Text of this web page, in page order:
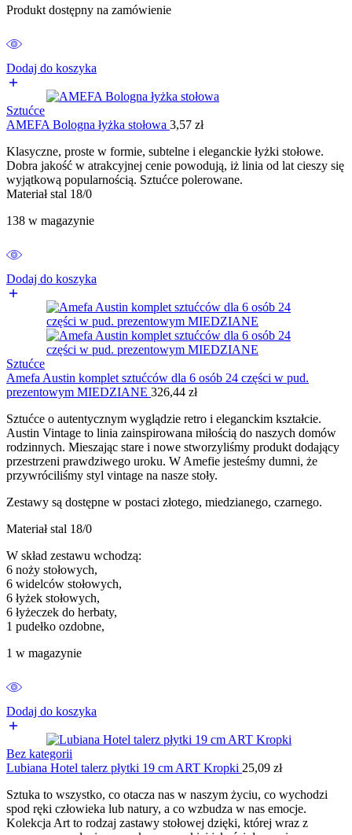
Produkt dostępny na zamówienie
Dodaj do koszyka
Sztućce
AMEFA Bologna łyżka stołowa 3,57 zł
Klasyczne, proste w formie, subtelne i eleganckie łyżki stołowe.
Dobra jakość w atrakcyjnej cenie powodują, iż linia od lat cieszy się
wyjątkową popularnością. Sztućce polerowane.
Materiał stal 18/0
138 w magazynie
Dodaj do koszyka
Sztućce
Amefa Austin komplet sztućców dla 6 osób 24 części w pud.
prezentowym MIEDZIANE 326,44 zł
Sztućce o autentycznym wyglądzie retro i eleganckim kształcie.
Austin Vintage to linia zainspirowana miłością do naszych domów
rodzinnych. Mieszając stare i nowe stworzyliśmy produkt dodający
przestrzeni prawdziwego uroku. W Amefie jesteśmy dumni, że
przywróciliśmy styl vintage na nasze stoły.
Zestawy są dostępne w postaci złotego, miedzianego, czarnego.
Materiał stal 18/0
W skład zestawu wchodzą:
6 noży stołowych,
6 widelców stołowych,
6 łyżek stołowych,
6 łyżeczek do herbaty,
1 pudełko ozdobne,
1 w magazynie
Dodaj do koszyka
Bez kategorii
Lubiana Hotel talerz płytki 19 cm ART Kropki 25,09 zł
Sztuka to wszystko, co otacza nas w naszym życiu, co wychodzi
spod ręki człowieka lub natury, a co wzbudza w nas emocje.
Kolekcja Art to rodzaj zastawy stołowej dzięki, której wraz z